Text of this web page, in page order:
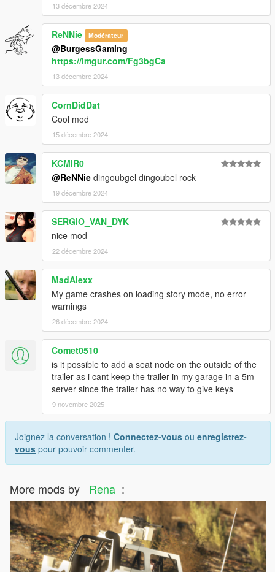
13 décembre 2024
ReNNie Modérateur
@BurgessGaming
https://imgur.com/Fg3bgCa
13 décembre 2024
CornDidDat
Cool mod
15 décembre 2024
KCMIR0
@ReNNie dingoubgel dingoubel rock
19 décembre 2024
SERGIO_VAN_DYK
nice mod
22 décembre 2024
MadAlexx
My game crashes on loading story mode, no error
warnings
26 décembre 2024
Comet0510
is it possible to add a seat node on the outside of the
trailer as i cant keep the trailer in my garage in a 5m
server since the trailer has no way to give keys
9 novembre 2025
Joignez la conversation ! Connectez-vous ou enregistrez-
vous pour pouvoir commenter.
More mods by _Rena_ :